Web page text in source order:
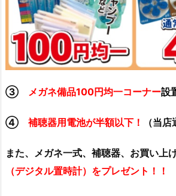
③ メガネ備品100円均一コーナー設
④ 補聴器用電池が半額以下！ （当
また、メガネ一式、補聴器、お買い上
（デジタル置時計）をプレゼント！！